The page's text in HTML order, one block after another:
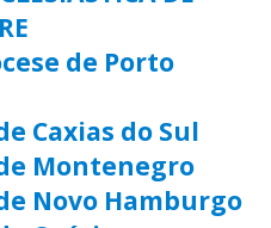
de Porto
Caxias do Sul
Montenegro
Novo Hamburgo